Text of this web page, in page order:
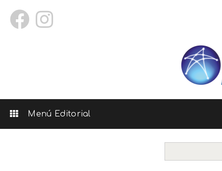
Menú Editorial